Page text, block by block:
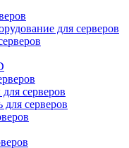
для серверов
серверов
серверов